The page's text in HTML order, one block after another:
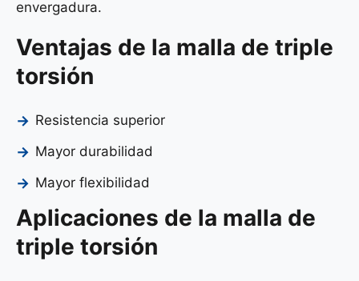
envergadura.
Ventajas de la malla de triple
torsión
Resistencia superior
Mayor durabilidad
Mayor flexibilidad
Aplicaciones de la malla de
triple torsión